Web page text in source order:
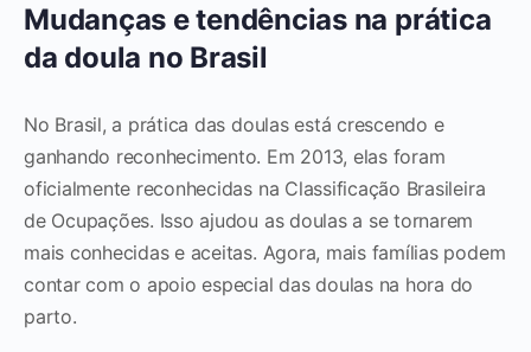
Mudanças e tendências na prática
da doula no Brasil
No Brasil, a prática das doulas está crescendo e
ganhando reconhecimento. Em 2013, elas foram
oficialmente reconhecidas na Classificação Brasileira
de Ocupações. Isso ajudou as doulas a se tornarem
mais conhecidas e aceitas. Agora, mais famílias podem
contar com o apoio especial das doulas na hora do
parto.